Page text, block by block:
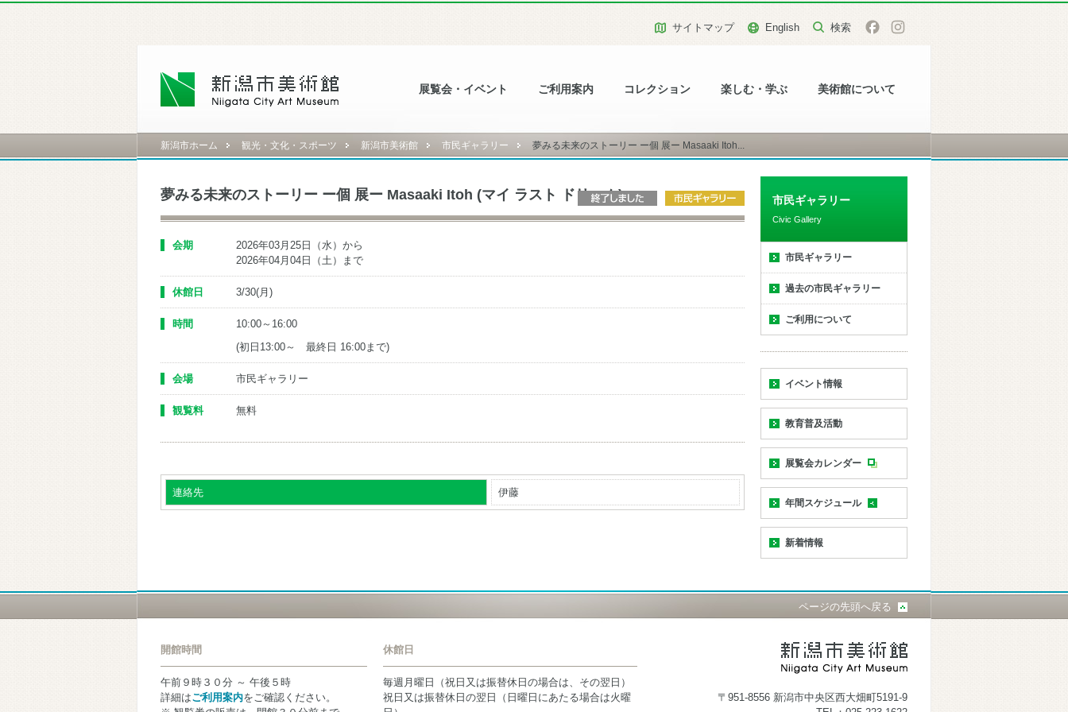
展覧会・イベント ご利用案内 コレクション 楽しむ・学ぶ 美術館について
サイトマップ English
新潟市ホーム 観光・文化・スポーツ 新潟市美術館 市民ギャラリー 夢みる未来のストーリー ー個 展ー Masaaki Itoh...
夢みる未来のストーリー ー個 展ー Masaaki Itoh (マイ ラスト ドリーム)
会期
2026年03月25日（水）から
2026年04月04日（土）まで
休館日 3/30(月)
時間
10:00～16:00
(初日13:00～ 最終日 16:00まで)
会場 市民ギャラリー
観覧料 無料
連絡先 伊藤
市民ギャラリー
Civic Gallery
市民ギャラリー
過去の市民ギャラリー
ご利用について
イベント情報
教育普及活動
展覧会カレンダー
年間スケジュール
新着情報
ページの先頭へ戻る
開館時間
午前９時３０分 ～ 午後５時
詳細はご利用案内をご確認ください。
休館日
毎週月曜日（祝日又は振替休日の場合は、その翌日）
祝日又は振替休日の翌日（日曜日にあたる場合は火曜
〒951-8556 新潟市中央区西大畑町5191-9